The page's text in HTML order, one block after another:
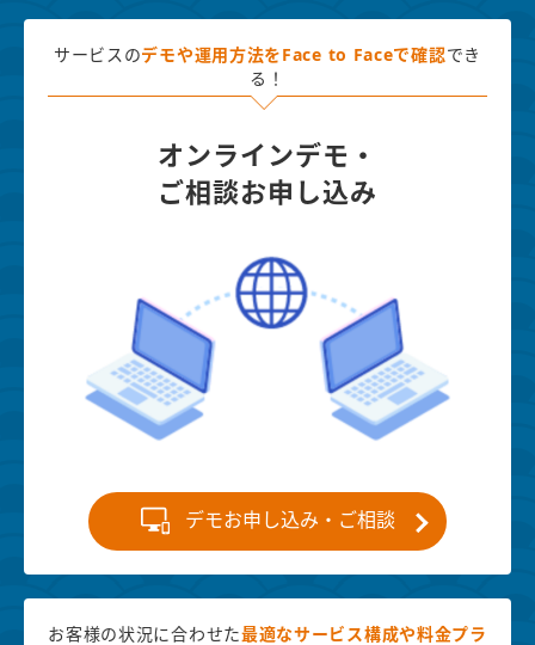
サービスのデモや運用方法を Face to Faceで確認 でき
る！
オンラインデモ・
ご相談お申し込み
デモお申し込み・ご相談
お客様の状況に合わせた最適なサービス構成や料金プラ